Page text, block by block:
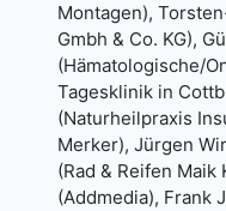
Montagen),
Gmbh & Co. KG),
(Hämatologische/
Tagesklinik in
(Naturheilpraxis
Merker), Jürgen
(Rad & Reifen
(Addmedia), Frank